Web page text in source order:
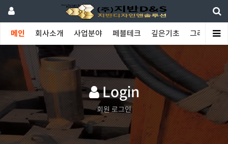
메인 회사소개 사업분야 페블테크 깊은기초 그라우팅
Login
회원 로그인